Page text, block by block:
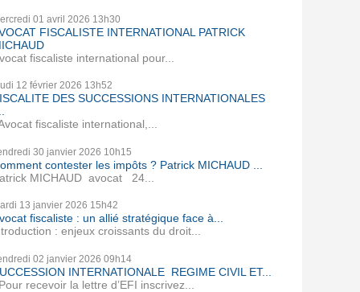
01 avril 2026 13h30
FISCALISTE INTERNATIONAL PATRICK
fiscaliste international pour...
12 février 2026 13h52
DES SUCCESSIONS INTERNATIONALES
fiscaliste international,...
30 janvier 2026 10h15
contester les impôts ? Patrick MICHAUD ...
MICHAUD avocat 24...
13 janvier 2026 15h42
fiscaliste : un allié stratégique face à...
: enjeux croissants du droit...
02 janvier 2026 09h14
INTERNATIONALE REGIME CIVIL ET...
recevoir la lettre d’EFI inscrivez...